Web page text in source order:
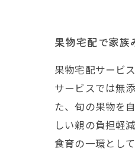
果物宅配で家族
果物宅配サービ
サービスでは無
た、旬の果物を
しい親の負担軽
食育の一環とし